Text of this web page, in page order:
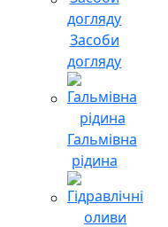
Засоби
догляду
Гальмівна
рідина